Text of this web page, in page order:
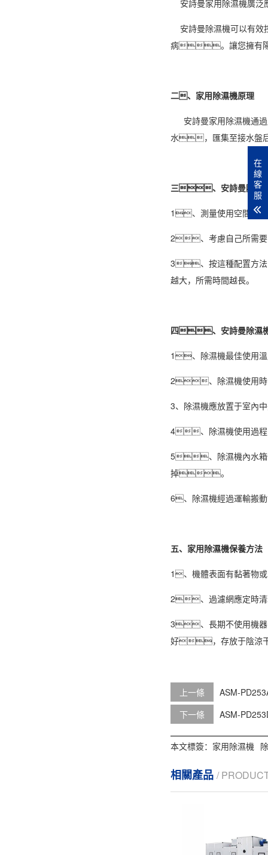
安詩曼家用 除濕機廣
安詩曼除濕機可以有
病。讓您擁有陽
二、家用除濕機原理
安詩曼家用除濕機通
水，匯集至接水盤
三、安詩曼除濕
1、測量使用空間
2、考慮自己所需要
3、按這種配置方法
越大，所需時間越長。
四、安詩曼除濕
1、除濕機最佳使用
2、 除濕機使用
3、除濕機應放置于室內
4、除濕機使用過程
5、除濕機內水箱
掉。
6、除濕機經過運輸
五、家用除濕機保養方法
1、機體表面有黏著
2、過濾網應定時
3、長期不使用機
好，存放于陰
上一條
ASM-
下一條
ASM-
本文標簽： 家用除濕機
相關產品 /
在
線
客
服